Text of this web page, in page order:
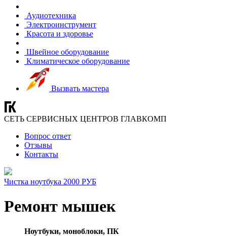
Аудиотехника
Электроинструмент
Красота и здоровье
Швейное оборудование
Климатическое оборудование
Вызвать мастера
СЕТЬ СЕРВИСНЫХ ЦЕНТРОВ ГЛАВКОМП
Вопрос ответ
Отзывы
Контакты
Чистка ноутбука 2000 РУБ
Ремонт мышек
Ноутбуки, моноблоки, ПК